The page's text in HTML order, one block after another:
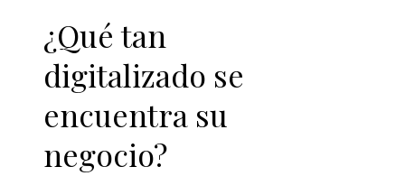
¿Qué tan
digitalizado se
encuentra su
negocio?